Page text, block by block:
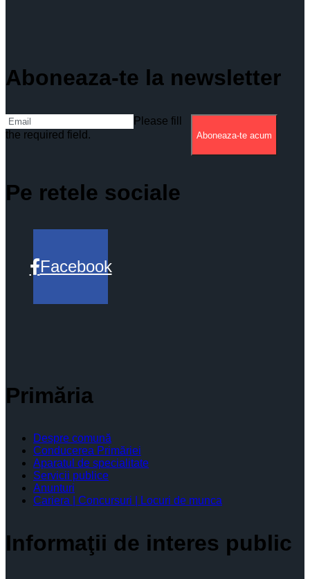
Aboneaza-te la newsletter
Please fill
the required field.
Aboneaza-te acum
Pe retele sociale
Facebook
Primăria
Despre comună
Conducerea Primăriei
Aparatul de specialitate
Servicii publice
Anunturi
Cariera | Concursuri | Locuri de munca
Informaţii de interes public